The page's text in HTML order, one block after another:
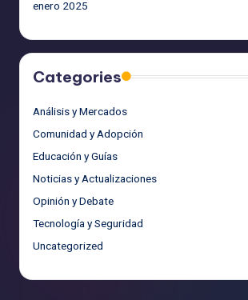
enero 2025
Categories
Análisis y Mercados
Comunidad y Adopción
Educación y Guías
Noticias y Actualizaciones
Opinión y Debate
Tecnología y Seguridad
Uncategorized